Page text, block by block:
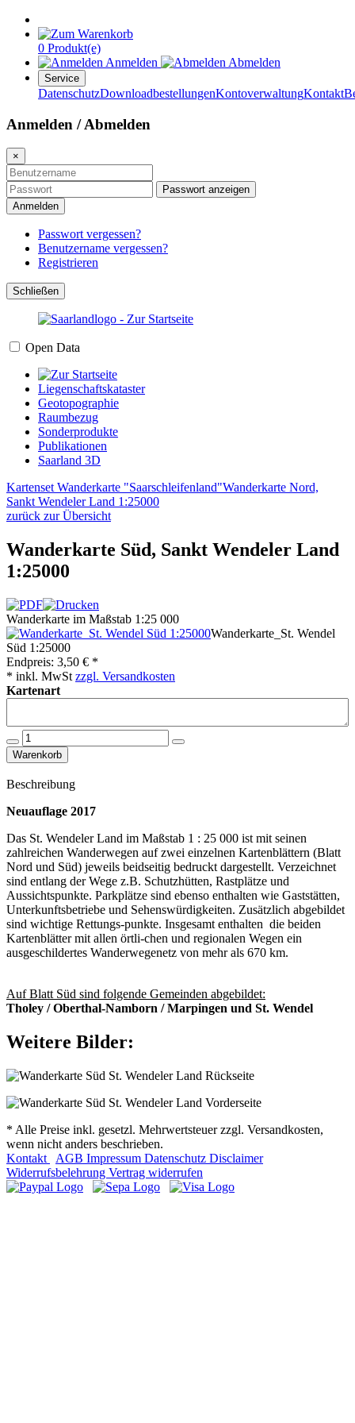
0 Produkt(e)
Anmelden
Abmelden
Service
DatenschutzDownloadbestellungenKontoverwaltungKontakt
Anmelden / Abmelden
×
Passwort anzeigen
Anmelden
Passwort vergessen?
Benutzername vergessen?
Registrieren
Schließen
Open Data
Liegenschaftskataster
Geotopographie
Raumbezug
Sonderprodukte
Publikationen
Saarland 3D
Kartenset Wanderkarte "Saarschleifenland"Wanderkarte Nord,
Sankt Wendeler Land 1:25000
zurück zur Übersicht
Wanderkarte Süd, Sankt Wendeler Land
1:25000
Wanderkarte im Maßstab 1:25 000
Wanderkarte_St. Wendel
Süd 1:25000
Endpreis: 3,50 € *
* inkl. MwSt zzgl. Versandkosten
Kartenart
Beschreibung
Neuauflage 2017
Das St. Wendeler Land im Maßstab 1 : 25 000 ist mit seinen
zahlreichen Wanderwegen auf zwei einzelnen Kartenblättern (Blatt
Nord und Süd) jeweils beidseitig bedruckt dargestellt. Verzeichnet
sind entlang der Wege z.B. Schutzhütten, Rastplätze und
Aussichtspunkte. Parkplätze sind ebenso enthalten wie Gaststätten,
Unterkunftsbetriebe und Sehenswürdigkeiten. Zusätzlich abgebildet
sind wichtige Rettungs-punkte. Insgesamt enthalten die beiden
Kartenblätter mit allen örtli-chen und regionalen Wegen ein
ausgeschildertes Wanderwegenetz von mehr als 670 km.
Auf Blatt Süd sind folgende Gemeinden abgebildet:
Tholey / Oberthal-Namborn / Marpingen und St. Wendel
Weitere Bilder:
* Alle Preise inkl. gesetzl. Mehrwertsteuer zzgl. Versandkosten,
wenn nicht anders beschrieben.
Kontakt
AGB Impressum Datenschutz Disclaimer
Widerrufsbelehrung Vertrag widerrufen